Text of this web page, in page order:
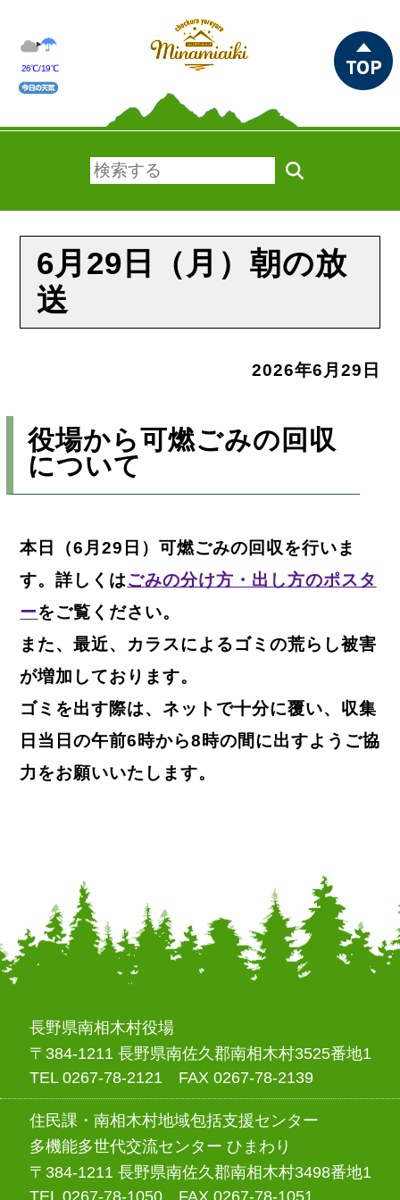
26℃/19℃
6月29日（月）朝の放
送
2026年6月29日
役場から可燃ごみの回収
について
本日（6月29日）可燃ごみの回収を行いま
す。詳しくはごみの分け方・出し方のポスタ
ーをご覧ください。
また、最近、カラスによるゴミの荒らし被害
が増加しております。
ゴミを出す際は、ネットで十分に覆い、収集
日当日の午前6時から8時の間に出すようご協
力をお願いいたします。
長野県南相木村役場
〒384-1211 長野県南佐久郡南相木村3525番地1
TEL 0267-78-2121 FAX 0267-78-2139
住民課・南相木村地域包括支援センター
多機能多世代交流センター ひまわり
〒384-1211 長野県南佐久郡南相木村3498番地1